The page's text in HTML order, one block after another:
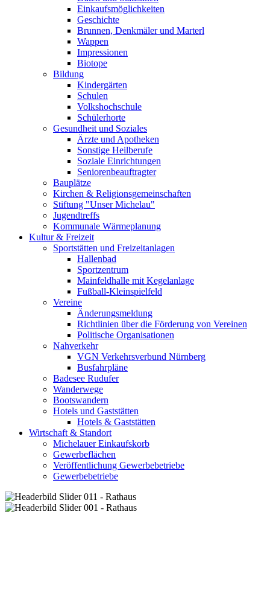
Einkaufsmöglichkeiten
Geschichte
Brunnen, Denkmäler und Marterl
Wappen
Impressionen
Biotope
Bildung
Kindergärten
Schulen
Volkshochschule
Schülerhorte
Gesundheit und Soziales
Ärzte und Apotheken
Sonstige Heilberufe
Soziale Einrichtungen
Seniorenbeauftragter
Bauplätze
Kirchen & Religionsgemeinschaften
Stiftung "Unser Michelau"
Jugendtreffs
Kommunale Wärmeplanung
Kultur & Freizeit
Sportstätten und Freizeitanlagen
Hallenbad
Sportzentrum
Mainfeldhalle mit Kegelanlage
Fußball-Kleinspielfeld
Vereine
Änderungsmeldung
Richtlinien über die Förderung von Vereinen
Politische Organisationen
Nahverkehr
VGN Verkehrsverbund Nürnberg
Busfahrpläne
Badesee Rudufer
Wanderwege
Bootswandern
Hotels und Gaststätten
Hotels & Gaststätten
Wirtschaft & Standort
Michelauer Einkaufskorb
Gewerbeflächen
Veröffentlichung Gewerbebetriebe
Gewerbebetriebe